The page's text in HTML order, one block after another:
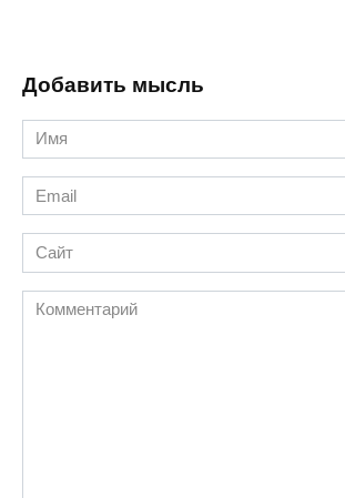
Добавить мысль
Имя
*
Email
*
Сайт
Комментарий